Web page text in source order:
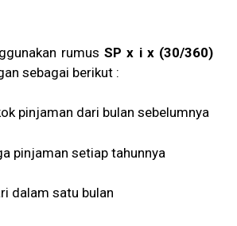
rumus SP x i x (30/360)
sebagai berikut :
pinjaman dari bulan sebelumnya
setiap tahunnya
dalam satu bulan